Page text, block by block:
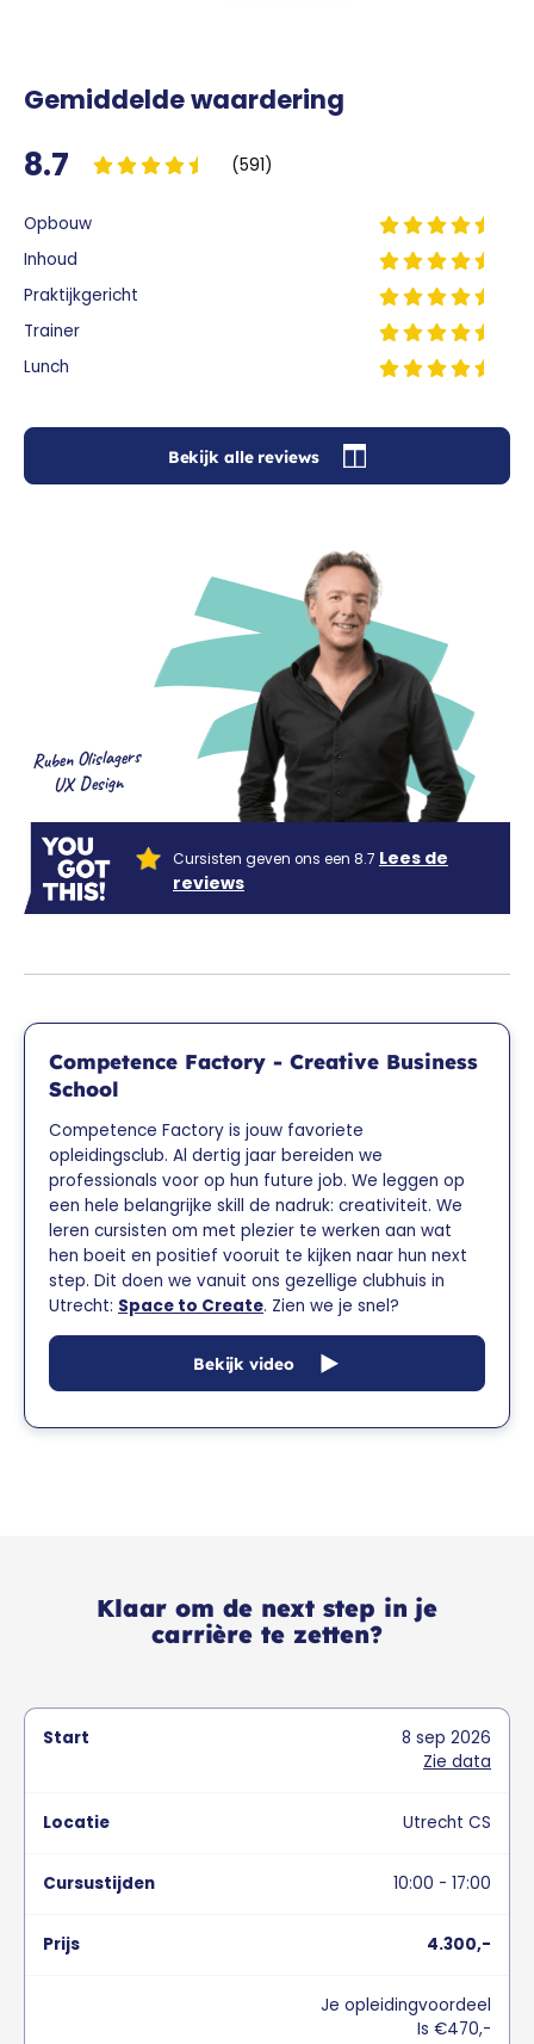
Gemiddelde waardering
8.7 (591)
Opbouw
Inhoud
Praktijkgericht
Trainer
Lunch
Bekijk alle reviews
Ruben Olislagers
UX Design
Cursisten geven ons een 8.7 Lees de
reviews
Competence Factory - Creative Business
School
Competence Factory is jouw favoriete
opleidingsclub. Al dertig jaar bereiden we
professionals voor op hun future job. We leggen op
een hele belangrijke skill de nadruk: creativiteit. We
leren cursisten om met plezier te werken aan wat
hen boeit en positief vooruit te kijken naar hun next
step. Dit doen we vanuit ons gezellige clubhuis in
Utrecht: Space to Create. Zien we je snel?
Bekijk video
Klaar om de next step in je
carrière te zetten?
8 sep 2026
Zie data
Utrecht CS
10:00 - 17:00
4.300,-
Je opleidingvoordeel
Is €470,-